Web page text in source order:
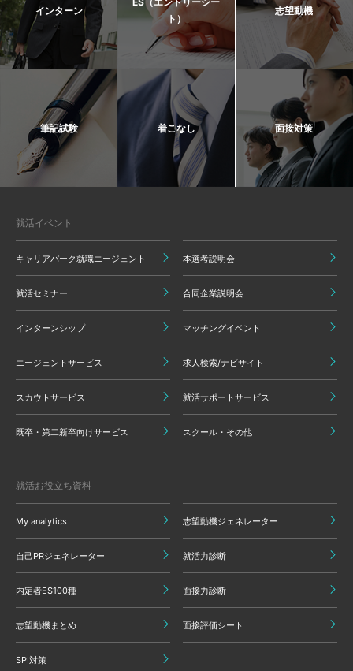
インターン
ト）
志望動機
筆記試験 着こなし 面接対策
就活イベント
キャリアパーク就職エージェント 本選考説明会
就活セミナー 合同企業説明会
インターンシップ マッチングイベント
エージェントサービス 求人検索/ナビサイト
スカウトサービス 就活サポートサービス
既卒・第二新卒向けサービス スクール・その他
就活お役立ち資料
My analytics 志望動機ジェネレーター
自己PRジェネレーター 就活力診断
内定者ES100種 面接力診断
志望動機まとめ 面接評価シート
SPI対策